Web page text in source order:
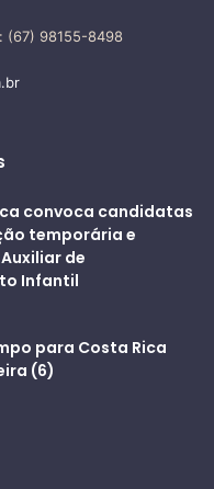
(67) 98155-8498
convoca candidatas
temporária e
de
Infantil
para Costa Rica
(6)